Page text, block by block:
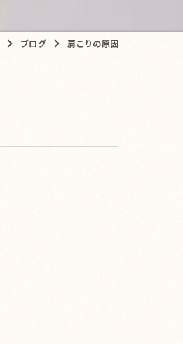
ブログ 肩こりの原因